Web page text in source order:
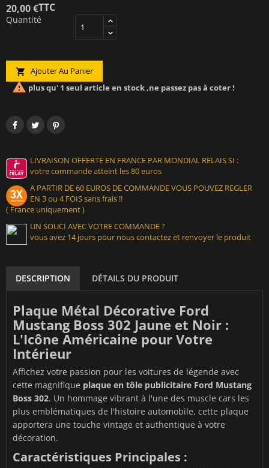
20,00 €TTC
Quantité
 Ajouter Au Panier
 plus qu' 1 seul article en stock ,ne passez pas à coter !
LIVRAISON OFFERTE EN FRANCE PAR MONDIAL RELAIS SI :
votre commande atteint les 80 euros
A PARTIR DE 60 EUROS DE COMMANDE VOUS POUVEZ REGLER
EN 3 ou 4 FOIS sans frais !!
( France uniquement )
UN SOUCI AVEC VOTRE COMMANDE ?
vous avez 14 jours pour nous contactez et renvoyer le produit
DESCRIPTION DÉTAILS DU PRODUIT
Plaque Métal Décorative Ford
Mustang Boss 302 Jaune et Noir :
L'Icône Américaine pour Votre
Intérieur
Affichez votre passion pour les voitures de légende avec
cette magnifique plaque en tôle publicitaire Ford Mustang
Boss 302. Un hommage vibrant à l'une des muscle cars les
plus emblématiques de l'histoire automobile, cette plaque
apportera une touche vintage et authentique à votre
décoration.
Caractéristiques Principales :